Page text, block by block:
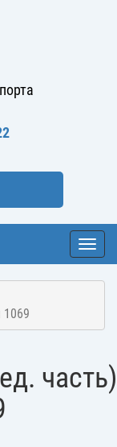
1069
часть)